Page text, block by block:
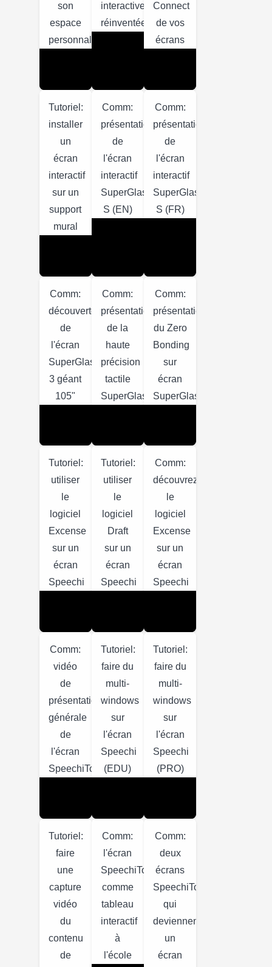
son
espace
personnalisé
interactive
réinventée
Connect
de vos
écrans
Tutoriel:
installer
un
écran
interactif
sur un
support
mural
Comm:
présentation
de
l'écran
interactif
SuperGlass+
S (EN)
Comm:
présentation
de
l'écran
interactif
SuperGlass+
S (FR)
Comm:
découverte
de
l'écran
SuperGlass
3 géant
105"
Comm:
présentation
de la
haute
précision
tactile
SuperGlass
Comm:
présentation
du Zero
Bonding
sur
écran
SuperGlass(EN)
Tutoriel:
utiliser
le
logiciel
Excense
sur un
écran
Speechi
Tutoriel:
utiliser
le
logiciel
Draft
sur un
écran
Speechi
Comm:
découvrez
le
logiciel
Excense
sur un
écran
Speechi
Comm:
vidéo
de
présentation
générale
de
l'écran
SpeechiTouch
Tutoriel:
faire du
multi-
windows
sur
l'écran
Speechi
(EDU)
Tutoriel:
faire du
multi-
windows
sur
l'écran
Speechi
(PRO)
Tutoriel:
faire
une
capture
vidéo
du
contenu
de
Comm:
l'écran
SpeechiTouch
comme
tableau
interactif
à
l'école
Comm:
deux
écrans
SpeechiTouch
qui
deviennent
un
écran